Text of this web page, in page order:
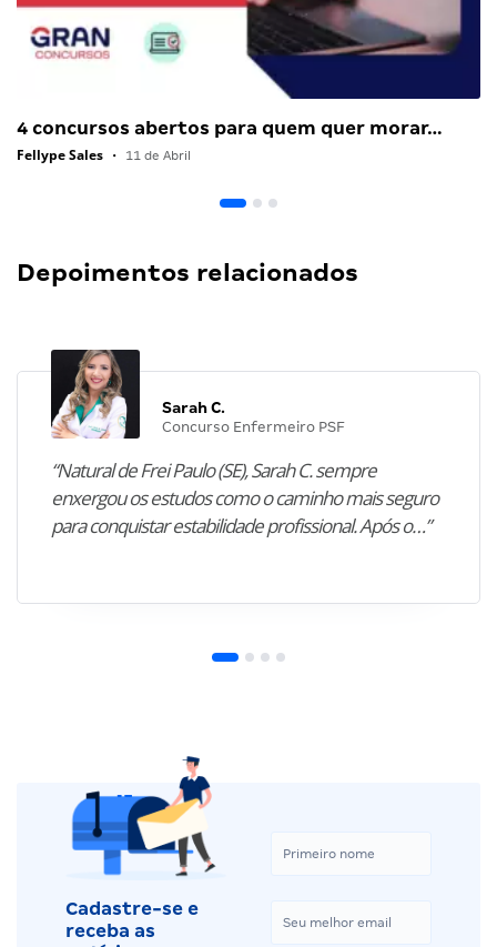
4 concursos abertos para quem quer morar…
Fellype Sales • 11 de Abril
Depoimentos relacionados
Sarah C.
Concurso Enfermeiro PSF
“Natural de Frei Paulo (SE), Sarah C. sempre
enxergou os estudos como o caminho mais seguro
para conquistar estabilidade profissional. Após o…”
Cadastre-se e
receba as